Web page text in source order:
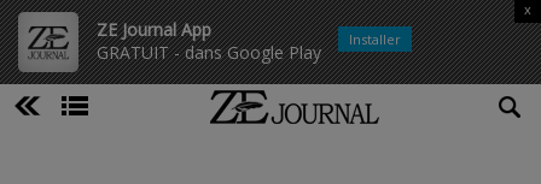
ZE Journal App
GRATUIT - dans Google Play
x
Installer